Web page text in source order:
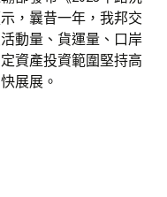
，曩昔一年，我邦交
動量、貨運量、口岸
資產投資範圍堅持高
展展。